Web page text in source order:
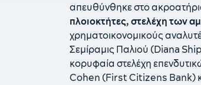
απευθύνθηκε στο
πλοιοκτήτες, στελέχη των
χρηματοικονομικούς
Σεμίραμις Παλιού (Diana
κορυφαία στελέχη
Cohen (First Citizens Bank)